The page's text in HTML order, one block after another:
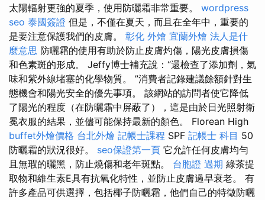
太陽輻射更強的夏季，使用防曬霜非常重要。 wordpress
seo 泰國簽證 但是，不僅在夏天，而且在全年中，重要的
是要注意保護我們的皮膚。 彰化 外燴 宜蘭外燴 法人是什
麼意思 防曬霜的使用有助於防止皮膚灼傷，陽光皮膚損傷
和色素斑的形成。 Jeffy博士補充說：“還檢查了添加劑，氣
味和紫外線堵塞的化學物質。 ”消費者記錄建議餘額針對生
態機會和陽光安全的優先事項。 該網站的訪問者使它降低
了陽光的程度（在防曬霜中屏蔽了），這是由於日光照射衛
冕衣服的結果，並儘可能保持最新的顏色。 Florean High
buffet外燴價格 台北外燴 記帳士課程 SPF 記帳士 科目 50
防曬霜的狀況很好。 seo保證第一頁 它允許任何皮膚均勻
且無瑕的曬黑，防止燒傷和老年斑點。 台胞證 過期 綠茶提
取物和維生素E具有抗氧化特性，並防止皮膚過早衰老。 有
許多產品可供選擇，包括椰子防曬霜，他們自己的特徵防曬